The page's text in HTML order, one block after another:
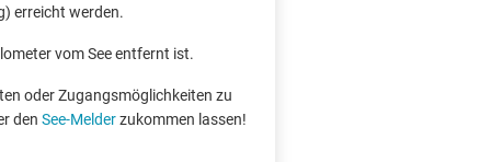
erreicht werden.
vom See entfernt ist.
oder Zugangsmöglichkeiten zu
den See-Melderzukommen lassen!